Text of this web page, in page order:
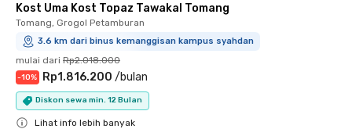
Kost Uma Kost Topaz Tawakal Tomang
Tomang, Grogol Petamburan
3.6 km dari binus kemanggisan kampus syahdan
mulai dari Rp2.018.000
-10% Rp1.816.200 /bulan
Diskon sewa min. 12 Bulan
Lihat info lebih banyak